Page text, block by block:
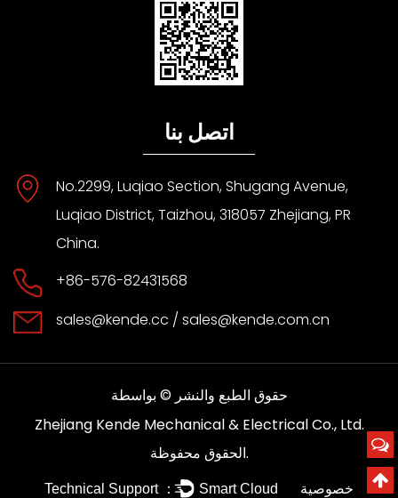
اتصل بنا
No.2299, Luqiao Section, Shugang Avenue,
Luqiao District, Taizhou, 318057 Zhejiang, PR
China.
+86-576-82431568
sales@kende.cc / sales@kende.com.cn
حقوق الطبع والنشر © بواسطة
Zhejiang Kende Mechanical & Electrical Co., Ltd.
الحقوق محفوظة.
Technical Support ： Smart Cloud خصوصية